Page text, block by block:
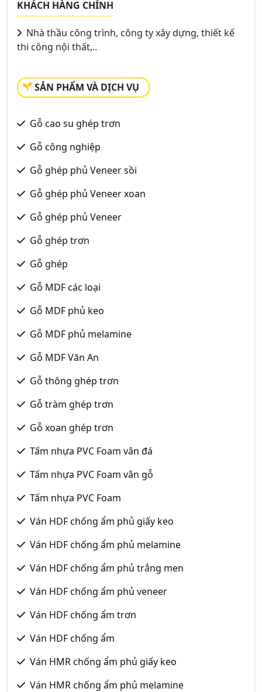
KHÁCH HÀNG CHÍNH
Nhà thầu công trình, công ty xây dựng, thiết kế
thi công nội thất,..
SẢN PHẨM VÀ DỊCH VỤ
Gỗ cao su ghép trơn
Gỗ công nghiệp
Gỗ ghép phủ Veneer sồi
Gỗ ghép phủ Veneer xoan
Gỗ ghép phủ Veneer
Gỗ ghép trơn
Gỗ ghép
Gỗ MDF các loại
Gỗ MDF phủ keo
Gỗ MDF phủ melamine
Gỗ MDF Văn An
Gỗ thông ghép trơn
Gỗ tràm ghép trơn
Gỗ xoan ghép trơn
Tấm nhựa PVC Foam vân đá
Tấm nhựa PVC Foam vân gỗ
Tấm nhựa PVC Foam
Ván HDF chống ẩm phủ giấy keo
Ván HDF chống ẩm phủ melamine
Ván HDF chống ẩm phủ trắng men
Ván HDF chống ẩm phủ veneer
Ván HDF chống ẩm trơn
Ván HDF chống ẩm
Ván HMR chống ẩm phủ giấy keo
Ván HMR chống ẩm phủ melamine